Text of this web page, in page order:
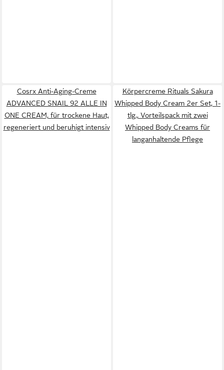
Cosrx Anti-Aging-Creme
ADVANCED SNAIL 92 ALLE IN
ONE CREAM, für trockene Haut,
regeneriert und beruhigt intensiv
Körpercreme Rituals Sakura
Whipped Body Cream 2er Set, 1-
tlg., Vorteilspack mit zwei
Whipped Body Creams für
langanhaltende Pflege